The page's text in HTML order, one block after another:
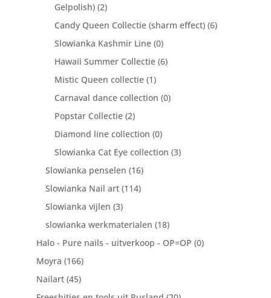
Gelpolish) (2)
Candy Queen Collectie (sharm effect) (6)
Slowianka Kashmir Line (0)
Hawaii Summer Collectie (6)
Mistic Queen collectie (1)
Carnaval dance collection (0)
Popstar Collectie (2)
Diamond line collection (0)
Slowianka Cat Eye collection (3)
Slowianka penselen (16)
Slowianka Nail art (114)
Slowianka vijlen (3)
slowianka werkmaterialen (18)
Halo - Pure nails - uitverkoop - OP=OP (0)
Moyra (166)
Nailart (45)